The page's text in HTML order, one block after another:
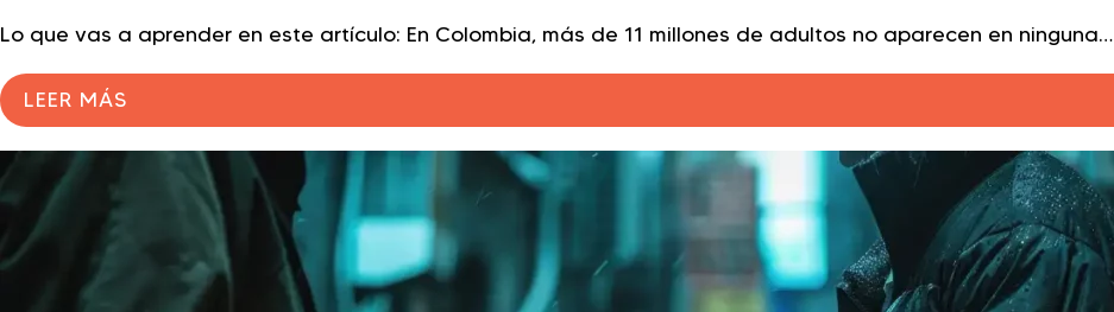
Lo que vas a aprender en este artículo: En Colombia, más de 11 millones de adultos no aparecen en ninguna…
LEER MÁS